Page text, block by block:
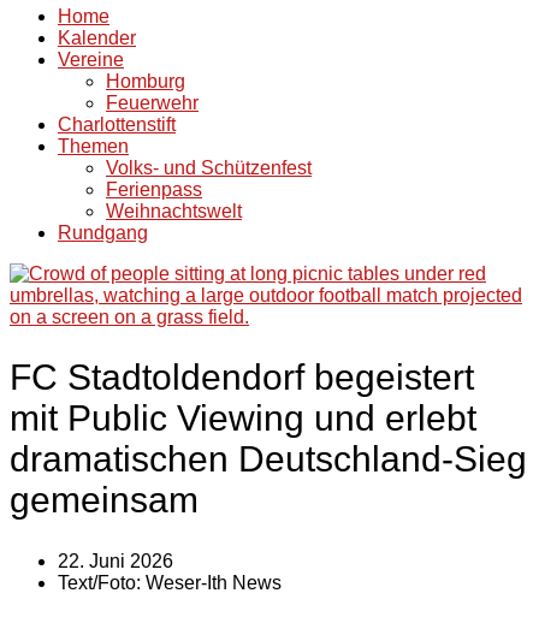
Home
Kalender
Vereine
Homburg
Feuerwehr
Charlottenstift
Themen
Volks- und Schützenfest
Ferienpass
Weihnachtswelt
Rundgang
FC Stadtoldendorf begeistert
mit Public Viewing und erlebt
dramatischen Deutschland-Sieg
gemeinsam
22. Juni 2026
Text/Foto: Weser-Ith News